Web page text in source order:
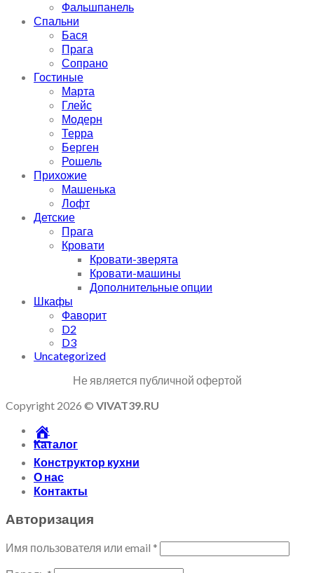
Фальшпанель
Спальни
Бася
Прага
Сопрано
Гостиные
Марта
Глейс
Модерн
Терра
Берген
Рошель
Прихожие
Машенька
Лофт
Детские
Прага
Кровати
Кровати-зверята
Кровати-машины
Дополнительные опции
Шкафы
Фаворит
D2
D3
Uncategorized
Не является публичной офертой
Copyright 2026 © VIVAT39.RU
Каталог
Конструктор кухни
О нас
Контакты
Авторизация
Имя пользователя или email *